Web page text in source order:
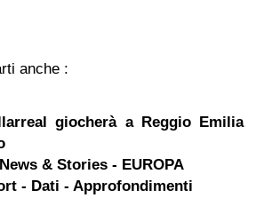
anche :
giocherà a Reggio Emilia
& Stories - EUROPA
- Dati - Approfondimenti